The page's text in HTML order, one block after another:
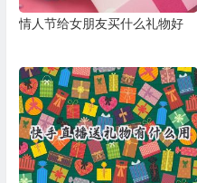
情人节给女朋友买什么礼物好